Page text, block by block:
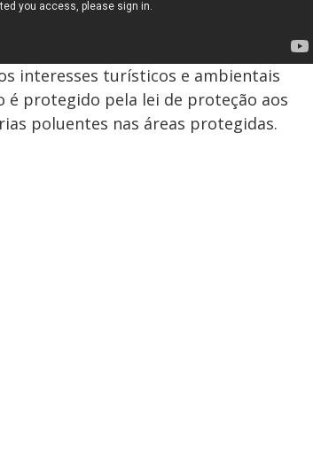
interesses turísticos e ambientais
é protegido pela lei de proteção aos
poluentes nas áreas protegidas.